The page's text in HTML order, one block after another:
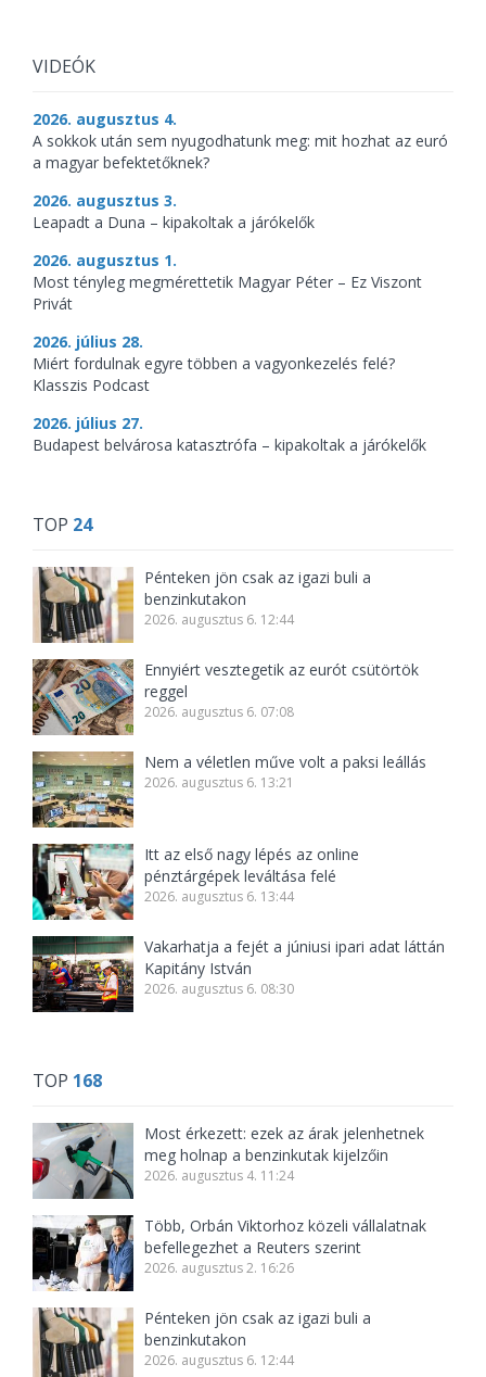
VIDEÓK
2026. augusztus 4.
A sokkok után sem nyugodhatunk meg: mit hozhat az euró
a magyar befektetőknek?
2026. augusztus 3.
Leapadt a Duna – kipakoltak a járókelők
2026. augusztus 1.
Most tényleg megmérettetik Magyar Péter – Ez Viszont
Privát
2026. július 28.
Miért fordulnak egyre többen a vagyonkezelés felé?
Klasszis Podcast
2026. július 27.
Budapest belvárosa katasztrófa – kipakoltak a járókelők
TOP 24
Pénteken jön csak az igazi buli a
benzinkutakon
2026. augusztus 6. 12:44
Ennyiért vesztegetik az eurót csütörtök
reggel
2026. augusztus 6. 07:08
Nem a véletlen műve volt a paksi leállás
2026. augusztus 6. 13:21
Itt az első nagy lépés az online
pénztárgépek leváltása felé
2026. augusztus 6. 13:44
Vakarhatja a fejét a júniusi ipari adat láttán
Kapitány István
2026. augusztus 6. 08:30
TOP 168
Most érkezett: ezek az árak jelenhetnek
meg holnap a benzinkutak kijelzőin
2026. augusztus 4. 11:24
Több, Orbán Viktorhoz közeli vállalatnak
befellegezhet a Reuters szerint
2026. augusztus 2. 16:26
Pénteken jön csak az igazi buli a
benzinkutakon
2026. augusztus 6. 12:44